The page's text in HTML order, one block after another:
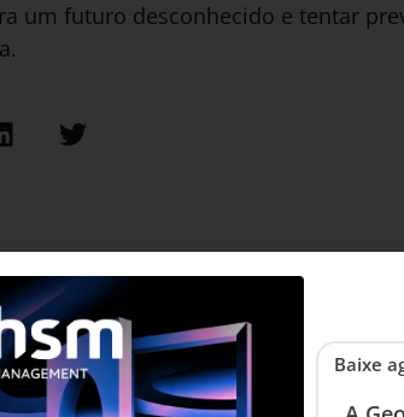
um futuro desconhecido e tentar
Baixe